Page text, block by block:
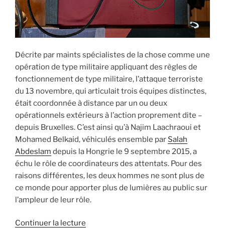
Décrite par maints spécialistes de la chose comme une
opération de type militaire appliquant des règles de
fonctionnement de type militaire, l’attaque terroriste
du 13 novembre, qui articulait trois équipes distinctes,
était coordonnée à distance par un ou deux
opérationnels extérieurs à l’action proprement dite –
depuis Bruxelles. C’est ainsi qu’à Najim Laachraoui et
Mohamed Belkaid, véhiculés ensemble par Salah
Abdeslam depuis la Hongrie le 9 septembre 2015, a
échu le rôle de coordinateurs des attentats. Pour des
raisons différentes, les deux hommes ne sont plus de
ce monde pour apporter plus de lumières au public sur
l’ampleur de leur rôle.
Continuer la lecture